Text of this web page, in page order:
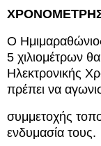
Ο
5 χιλιομέτρων
Ηλεκτρονικής
πρέπει να
συμμετοχής
ενδυμασία τους.